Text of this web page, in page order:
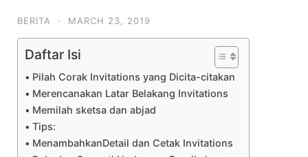
BERITA · MARCH 23, 2019
Daftar Isi
Pilah Corak Invitations yang Dicita-citakan
Merencanakan Latar Belakang Invitations
Memilah sketsa dan abjad
Tips:
MenambahkanDetail dan Cetak Invitations